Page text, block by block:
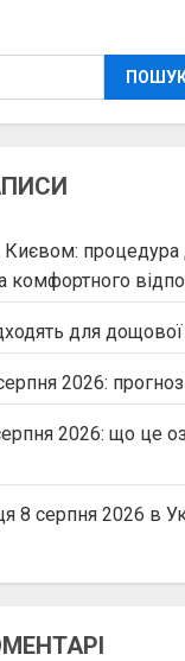
Києвом: процедура
комфортного
для
2026:
2026: що це
8 серпня 2026 в